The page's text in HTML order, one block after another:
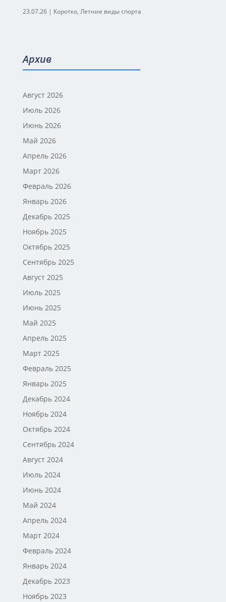
23.07.26| Коротко, Летние виды спорта
Архив
Август 2026
Июль 2026
Июнь 2026
Май 2026
Апрель 2026
Март 2026
Февраль 2026
Январь 2026
Декабрь 2025
Ноябрь 2025
Октябрь 2025
Сентябрь 2025
Август 2025
Июль 2025
Июнь 2025
Май 2025
Апрель 2025
Март 2025
Февраль 2025
Январь 2025
Декабрь 2024
Ноябрь 2024
Октябрь 2024
Сентябрь 2024
Август 2024
Июль 2024
Июнь 2024
Май 2024
Апрель 2024
Март 2024
Февраль 2024
Январь 2024
Декабрь 2023
Ноябрь 2023